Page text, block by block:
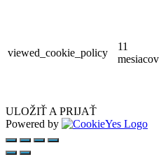
viewed_cookie_policy
11
mesiacov
ULOŽIŤ A PRIJAŤ
Powered by